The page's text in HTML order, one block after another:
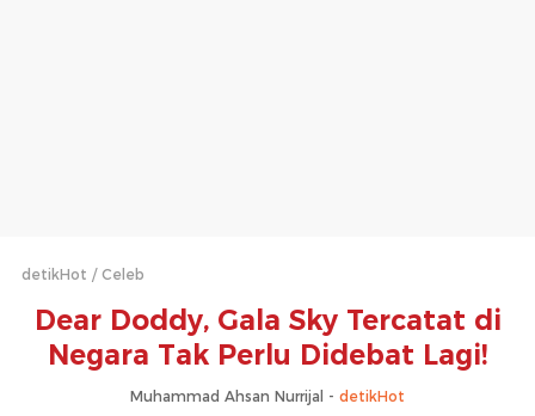
detikHot Celeb
Dear Doddy, Gala Sky Tercatat di
Negara Tak Perlu Didebat Lagi!
Muhammad Ahsan Nurrijal - detikHot